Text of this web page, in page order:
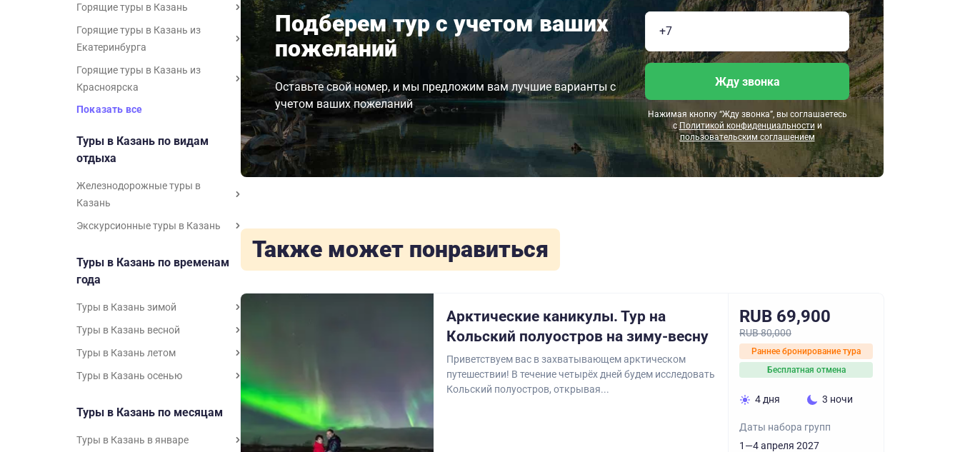
Горящие туры в Казань
Горящие туры в Казань из
Екатеринбурга
Горящие туры в Казань из
Красноярска
Показать все
Туры в Казань по видам
отдыха
Железнодорожные туры в
Казань
Экскурсионные туры в Казань
Туры в Казань по временам
года
Туры в Казань зимой
Туры в Казань весной
Туры в Казань летом
Туры в Казань осенью
Туры в Казань по месяцам
Туры в Казань в январе
Подберем тур с учетом ваших
пожеланий
Оставьте свой номер, и мы предложим вам лучшие варианты с
учетом ваших пожеланий
Жду звонка
Нажимая кнопку “Жду звонка”, вы соглашаетесь
сПолитикой конфиденциальности и
пользовательским соглашением
Также может понравиться
Арктические каникулы. Тур на
Кольский полуостров на зиму-весну
Приветствуем вас в захватывающем арктическом
путешествии! В течение четырёх дней будем исследовать
Кольский полуостров, открывая...
RUB 69,900
RUB 80,000
Раннее бронирование тура
Бесплатная отмена
4 дня 3 ночи
Даты набора групп
1—4 апреля 2027